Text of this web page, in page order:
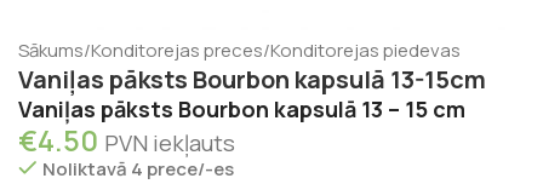
Sākums/Konditorejas preces/Konditorejas piedevas
Vaniļas pāksts Bourbon kapsulā 13-15cm
Vaniļas pāksts Bourbon kapsulā 13 – 15 cm
€4.50 PVN iekļauts
Noliktavā 4 prece/-es